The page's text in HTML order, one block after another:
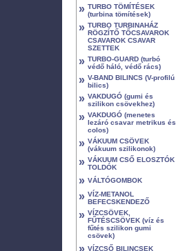
» TURBO TÖMÍTÉSEK
(turbina tömítések)
» TURBO TURBINAHÁZ
RÖGZÍTŐ TŐCSAVAROK
CSAVAROK CSAVAR
SZETTEK
» TURBO-GUARD (turbó
védő háló, védő rács)
» V-BAND BILINCS (V-profilú
bilics)
» VAKDUGÓ (gumi és
szilikon csövekhez)
» VAKDUGÓ (menetes
lezáró csavar metrikus és
colos)
» VÁKUUM CSÖVEK
(vákuum szilikonok)
» VÁKUUM CSŐ ELOSZTÓK
TOLDÓK
» VÁLTÓGOMBOK
» VÍZ-METANOL
BEFECSKENDEZŐ
» VÍZCSÖVEK,
FŰTÉSCSÖVEK (víz és
fűtés szilikon gumi
csövek)
» VÍZCSŐ BILINCSEK